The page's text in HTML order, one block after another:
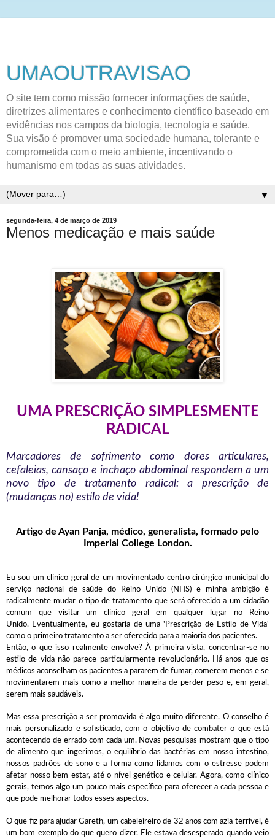
UMAOUTRAVISAO
O site tem como missão fornecer informações de saúde,
diretrizes alimentares e conhecimento científico baseado em
evidências nos campos da biologia, tecnologia e saúde.
Sua visão é promover uma sociedade humana, tolerante e
comprometida com o meio ambiente, incentivando o
humanismo em todas as suas atividades.
▼
segunda-feira, 4 de março de 2019
Menos medicação e mais saúde
UMA PRESCRIÇÃO SIMPLESMENTE
RADICAL
Marcadores de sofrimento como dores articulares,
cefaleias, cansaço e inchaço abdominal respondem a um
novo tipo de tratamento radical: a prescrição de
(mudanças no) estilo de vida!
Artigo de Ayan Panja, médico, generalista, formado pelo
Imperial College London.
Eu sou um clínico geral de um movimentado centro cirúrgico municipal do
serviço nacional de saúde do Reino Unido (NHS) e minha ambição é
radicalmente mudar o tipo de tratamento que será oferecido a um cidadão
comum que visitar um clínico geral em qualquer lugar no Reino
Unido. Eventualmente, eu gostaria de uma 'Prescrição de Estilo de Vida'
como o primeiro tratamento a ser oferecido para a maioria dos pacientes.
Então, o que isso realmente envolve? À primeira vista, concentrar-se no
estilo de vida não parece particularmente revolucionário. Há anos que os
médicos aconselham os pacientes a pararem de fumar, comerem menos e se
movimentarem mais como a melhor maneira de perder peso e, em geral,
serem mais saudáveis.
Mas essa prescrição a ser promovida é algo muito diferente. O conselho é
mais personalizado e sofisticado, com o objetivo de combater o que está
acontecendo de errado com cada um. Novas pesquisas mostram que o tipo
de alimento que ingerimos, o equilíbrio das bactérias em nosso intestino,
nossos padrões de sono e a forma como lidamos com o estresse podem
afetar nosso bem-estar, até o nível genético e celular. Agora, como clínico
gerais, temos algo um pouco mais específico para oferecer a cada pessoa e
que pode melhorar todos esses aspectos.
O que fiz para ajudar Gareth, um cabeleireiro de 32 anos com azia terrível, é
um bom exemplo do que quero dizer. Ele estava desesperado quando veio